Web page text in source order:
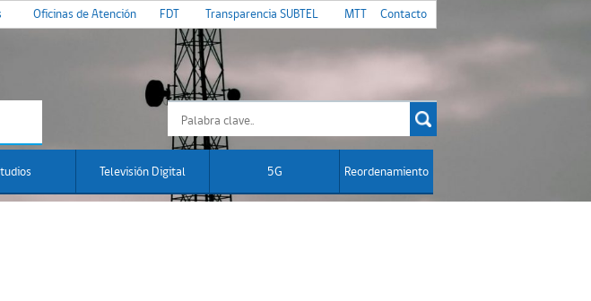
Oficinas de Atención FDT Transparencia SUBTEL MTT Contacto
Televisión Digital 5G Reordenamiento